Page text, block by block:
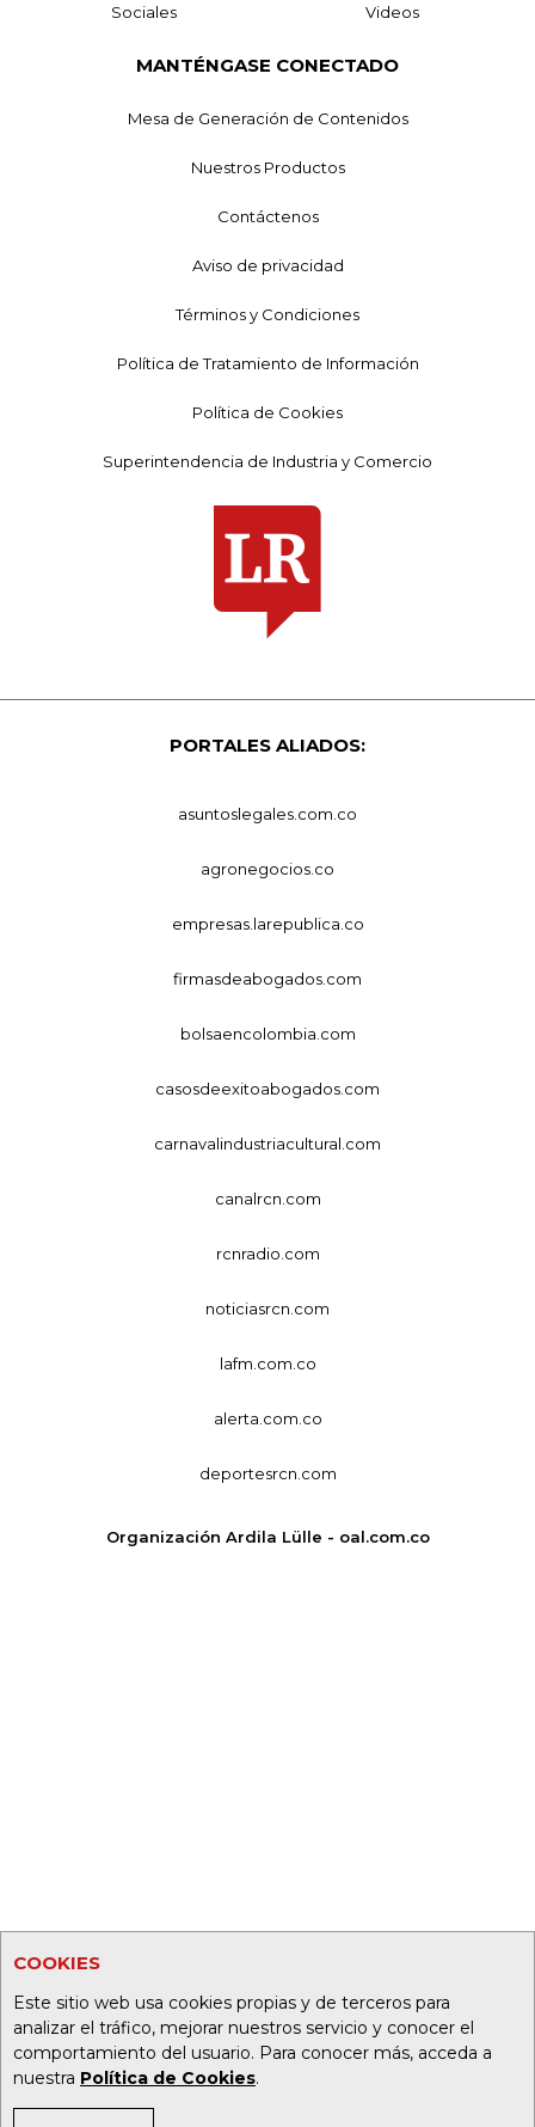
COOKIES
Este sitio web usa cookies propias y de terceros para
analizar el tráfico, mejorar nuestros servicio y conocer el
comportamiento del usuario. Para conocer más, acceda a
nuestra Política de Cookies.
Sociales Videos
MANTÉNGASE CONECTADO
Mesa de Generación de Contenidos
Nuestros Productos
Contáctenos
Aviso de privacidad
Términos y Condiciones
Política de Tratamiento de Información
Política de Cookies
Superintendencia de Industria y Comercio
PORTALES ALIADOS:
asuntoslegales.com.co
agronegocios.co
empresas.larepublica.co
firmasdeabogados.com
bolsaencolombia.com
casosdeexitoabogados.com
carnavalindustriacultural.com
canalrcn.com
rcnradio.com
noticiasrcn.com
lafm.com.co
alerta.com.co
deportesrcn.com
Organización Ardila Lülle - oal.com.co